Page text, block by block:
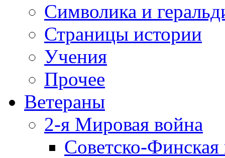
Символика и
Страницы истории
Учения
Прочее
Ветераны
2-я Мировая война
Советско-